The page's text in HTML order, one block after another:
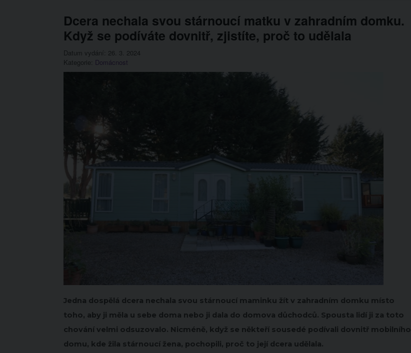
Dcera nechala svou stárnoucí matku v zahradním domku.
Když se podíváte dovnitř, zjistíte, proč to udělala
Datum vydání: 26. 3. 2024
Kategorie: Domácnost
Jedna dospělá dcera nechala svou stárnoucí maminku žít v zahradním domku místo
toho, aby ji měla u sebe doma nebo ji dala do domova důchodců. Spousta lidí ji za toto
chování velmi odsuzovalo. Nicméně, když se někteří sousedé podívali dovnitř mobilního
domu, kde žila stárnoucí žena, pochopili, proč to její dcera udělala.